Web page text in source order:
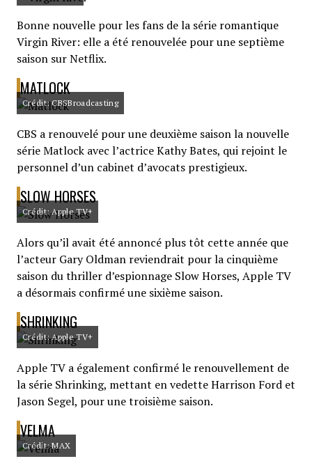
Bonne nouvelle pour les fans de la série romantique
Virgin River: elle a été renouvelée pour une septième
saison sur Netflix.
MATLOCK
Crédit: CBSBroadcasting
CBS a renouvelé pour une deuxième saison la nouvelle
série Matlock avec l’actrice Kathy Bates, qui rejoint le
personnel d’un cabinet d’avocats prestigieux.
SLOW HORSES
Crédit: Apple TV+
Alors qu’il avait été annoncé plus tôt cette année que
l’acteur Gary Oldman reviendrait pour la cinquième
saison du thriller d’espionnage Slow Horses, Apple TV
a désormais confirmé une sixième saison.
SHRINKING
Crédit: Apple TV+
Apple TV a également confirmé le renouvellement de
la série Shrinking, mettant en vedette Harrison Ford et
Jason Segel, pour une troisième saison.
VELMA
Crédit: MAX